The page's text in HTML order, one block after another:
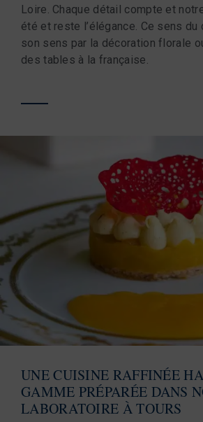
Loire. Chaque détail compte et
été et reste l’élégance. Ce sens
son sens par la décoration florale
des tables à la française.
UNE CUISINE RAFFINÉE
GAMME PRÉPARÉE DANS
LABORATOIRE À TOURS